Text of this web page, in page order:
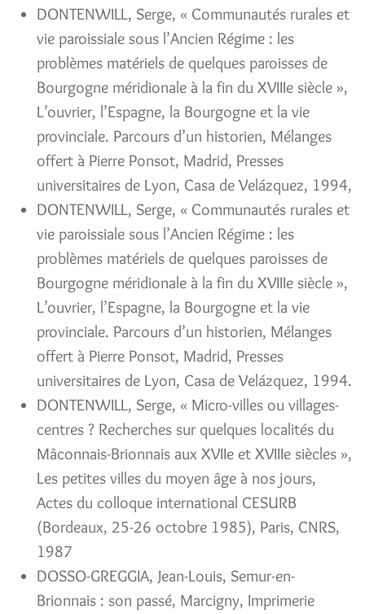
DONTENWILL, Serge, « Communautés rurales et
vie paroissiale sous l’Ancien Régime : les
problèmes matériels de quelques paroisses de
Bourgogne méridionale à la fin du XVIIIe siècle »,
L’ouvrier, l’Espagne, la Bourgogne et la vie
provinciale. Parcours d’un historien, Mélanges
offert à Pierre Ponsot, Madrid, Presses
universitaires de Lyon, Casa de Velázquez, 1994,
DONTENWILL, Serge, « Communautés rurales et
vie paroissiale sous l’Ancien Régime : les
problèmes matériels de quelques paroisses de
Bourgogne méridionale à la fin du XVIIIe siècle »,
L’ouvrier, l’Espagne, la Bourgogne et la vie
provinciale. Parcours d’un historien, Mélanges
offert à Pierre Ponsot, Madrid, Presses
universitaires de Lyon, Casa de Velázquez, 1994.
DONTENWILL, Serge, « Micro-villes ou villages-
centres ? Recherches sur quelques localités du
Mâconnais-Brionnais aux XVIIe et XVIIIe siècles »,
Les petites villes du moyen âge à nos jours,
Actes du colloque international CESURB
(Bordeaux, 25-26 octobre 1985), Paris, CNRS,
1987
DOSSO-GREGGIA, Jean-Louis, Semur-en-
Brionnais : son passé, Marcigny, Imprimerie